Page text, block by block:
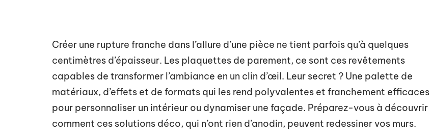
Créer une rupture franche dans l’allure d’une pièce ne tient parfois qu’à quelques
centimètres d’épaisseur. Les plaquettes de parement, ce sont ces revêtements
capables de transformer l’ambiance en un clin d’œil. Leur secret ? Une palette de
matériaux, d’effets et de formats qui les rend polyvalentes et franchement efficaces
pour personnaliser un intérieur ou dynamiser une façade. Préparez-vous à découvrir
comment ces solutions déco, qui n’ont rien d’anodin, peuvent redessiner vos murs.